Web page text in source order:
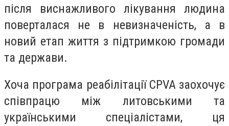
після виснажливого лікування людина
поверталася не в невизначеність, а в
новий етап життя з підтримкою громади
та держави.
Хоча програма реабілітації CPVA заохочує
співпрацю між литовськими та
українськими спеціалістами, ця